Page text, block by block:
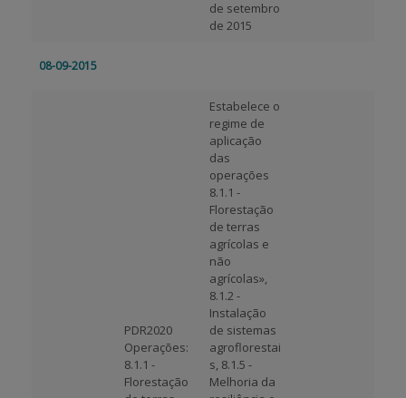
de setembro
de 2015
08-09-2015
PDR2020
Operações:
8.1.1 -
Florestação
Estabelece o
regime de
aplicação
das
operações
8.1.1 -
Florestação
de terras
agrícolas e
não
agrícolas»,
8.1.2 -
Instalação
de sistemas
agroflorestai
s, 8.1.5 -
Melhoria da